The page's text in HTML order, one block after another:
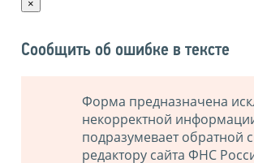
×
Сообщить об ошибке в тексте
Форма предназначена
некорректной
подразумевает обратной
редактору сайта ФНС